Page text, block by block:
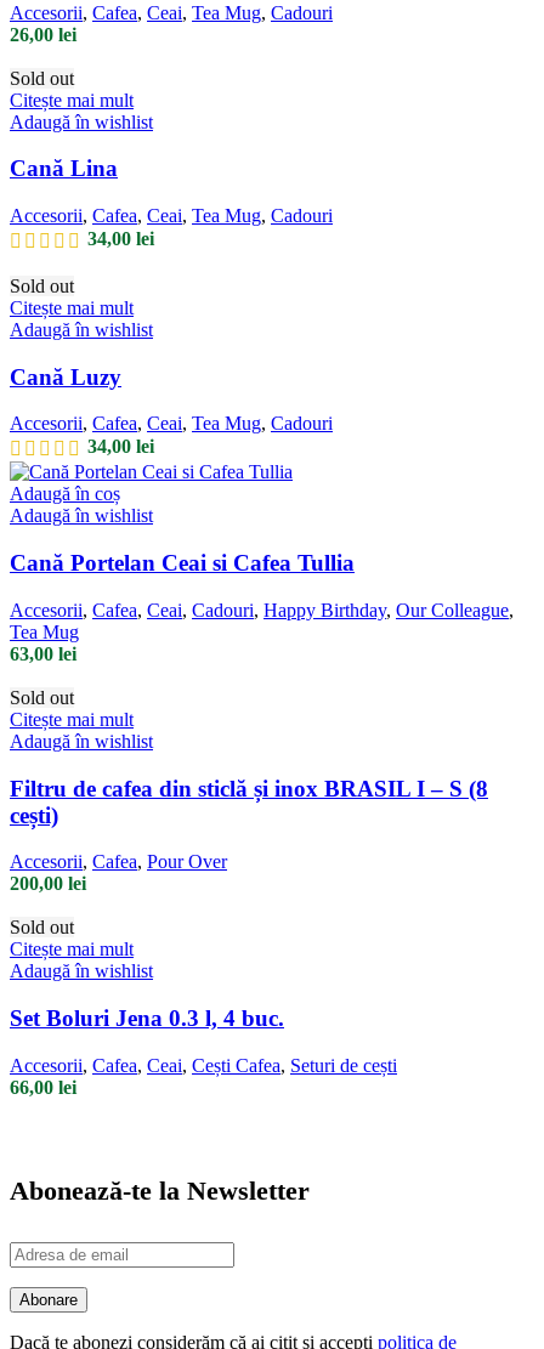
Accesorii, Cafea, Ceai, Tea Mug, Cadouri
26,00 lei
Sold out
Citește mai mult
Adaugă în wishlist
Cană Lina
Accesorii, Cafea, Ceai, Tea Mug, Cadouri
34,00 lei
Sold out
Citește mai mult
Adaugă în wishlist
Cană Luzy
Accesorii, Cafea, Ceai, Tea Mug, Cadouri
34,00 lei
Adaugă în coș
Adaugă în wishlist
Cană Portelan Ceai si Cafea Tullia
Accesorii, Cafea, Ceai, Cadouri, Happy Birthday, Our Colleague,
Tea Mug
63,00 lei
Sold out
Citește mai mult
Adaugă în wishlist
Filtru de cafea din sticlă și inox BRASIL I – S (8
cești)
Accesorii, Cafea, Pour Over
200,00 lei
Sold out
Citește mai mult
Adaugă în wishlist
Set Boluri Jena 0.3 l, 4 buc.
Accesorii, Cafea, Ceai, Cești Cafea, Seturi de cești
66,00 lei
Abonează-te la Newsletter
Dacă te abonezi considerăm că ai citit și accepți politica de